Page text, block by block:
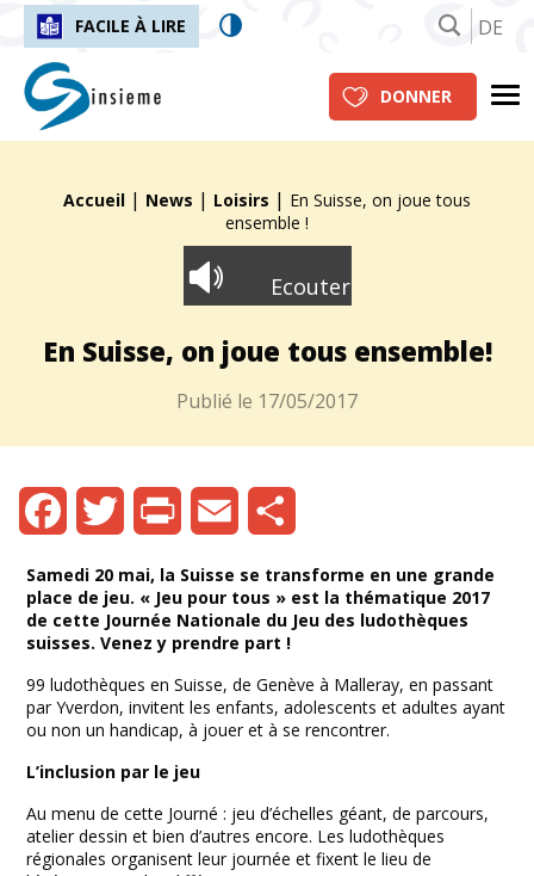
FACILE À LIRE DE
insieme.ch
DONNER
Fil d'Ariane :
Accueil | News | Loisirs | En Suisse, on joue tous
ensemble !
Ecouter
En Suisse, on joue tous ensemble!
Publié le 17/05/2017
Samedi 20 mai, la Suisse se transforme en une grande
place de jeu. « Jeu pour tous » est la thématique 2017
de cette Journée Nationale du Jeu des ludothèques
suisses. Venez y prendre part !
99 ludothèques en Suisse, de Genève à Malleray, en passant
par Yverdon, invitent les enfants, adolescents et adultes ayant
ou non un handicap, à jouer et à se rencontrer.
L’inclusion par le jeu
Au menu de cette Journé : jeu d’échelles géant, de parcours,
atelier dessin et bien d’autres encore. Les ludothèques
régionales organisent leur journée et fixent le lieu de